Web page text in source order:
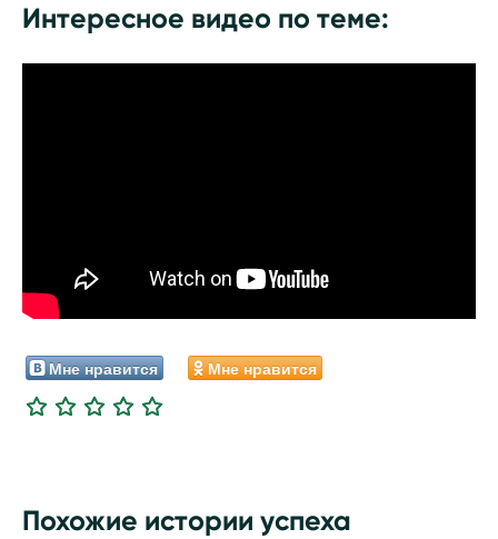
Интересное видео по теме:
Мне нравится Мне нравится
Похожие истории успеха